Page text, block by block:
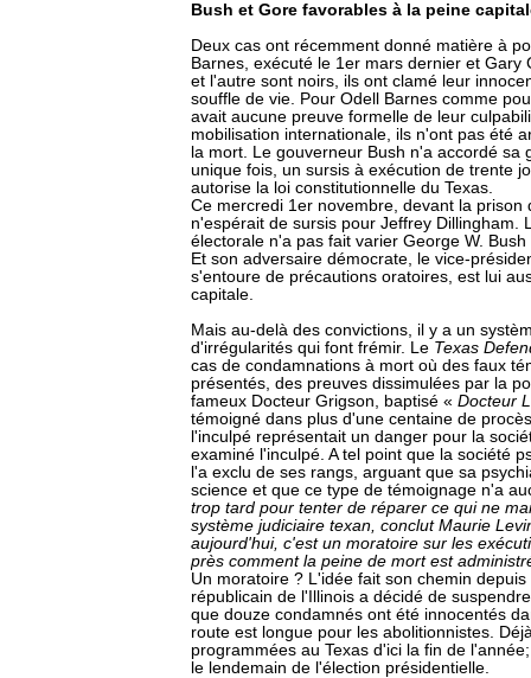
Bush et Gore favorables à la peine
Deux cas ont récemment donné matière à
Barnes, exécuté le 1er mars dernier et Gary
et l'autre sont noirs, ils ont clamé leur
souffle de vie. Pour Odell Barnes comme
avait aucune preuve formelle de leur
mobilisation internationale, ils n'ont pas été
la mort. Le gouverneur Bush n'a accordé sa
unique fois, un sursis à exécution de trente
autorise la loi constitutionnelle du Texas.
Ce mercredi 1er novembre, devant la prison
n'espérait de sursis pour Jeffrey Dillingham.
électorale n'a pas fait varier George W.
Et son adversaire démocrate, le vice-
s'entoure de précautions oratoires, est lui
capitale.
Mais au-delà des convictions, il y a un
d'irrégularités qui font frémir. Le Texas
cas de condamnations à mort où des faux
présentés, des preuves dissimulées par la
fameux Docteur Grigson, baptisé « Docteur
témoigné dans plus d'une centaine de
l'inculpé représentait un danger pour la
examiné l'inculpé. A tel point que la société
l'a exclu de ses rangs, arguant que sa
science et que ce type de témoignage n'a
trop tard pour tenter de réparer ce qui ne
système judiciaire texan, conclut Maurie
aujourd'hui, c'est un moratoire sur les
près comment la peine de mort est
Un moratoire ? L'idée fait son chemin
républicain de l'Illinois a décidé de
que douze condamnés ont été innocentés
route est longue pour les abolitionnistes.
programmées au Texas d'ici la fin de
le lendemain de l'élection présidentielle.